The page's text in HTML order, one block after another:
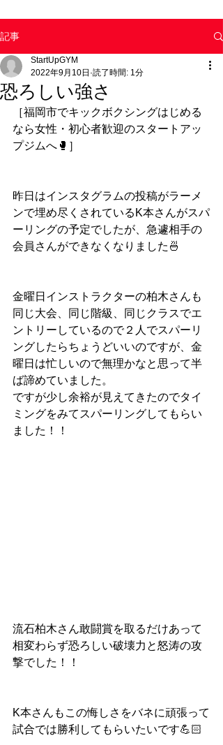
記事
恐ろしい強さ
StartUpGYM
2022年9月10日 読了時間: 1分
［福岡市でキックボクシングはじめる
なら女性・初心者歓迎のスタートアッ
プジムへ🥊］
昨日はインスタグラムの投稿がラーメ
ンで埋め尽くされているK本さんがスパ
ーリングの予定でしたが、急遽相手の
会員さんができなくなりました🍜
金曜日インストラクターの柏木さんも
同じ大会、同じ階級、同じクラスでエ
ントリーしているので２人でスパーリ
ングしたらちょうどいいのですが、金
曜日は忙しいので無理かなと思って半
ば諦めていました。
ですが少し余裕が見えてきたのでタイ
ミングをみてスパーリングしてもらい
ました！！
流石柏木さん敢闘賞を取るだけあって
相変わらず恐ろしい破壊力と怒涛の攻
撃でした！！
K本さんもこの悔しさをバネに頑張って
試合では勝利してもらいたいです💪🏻